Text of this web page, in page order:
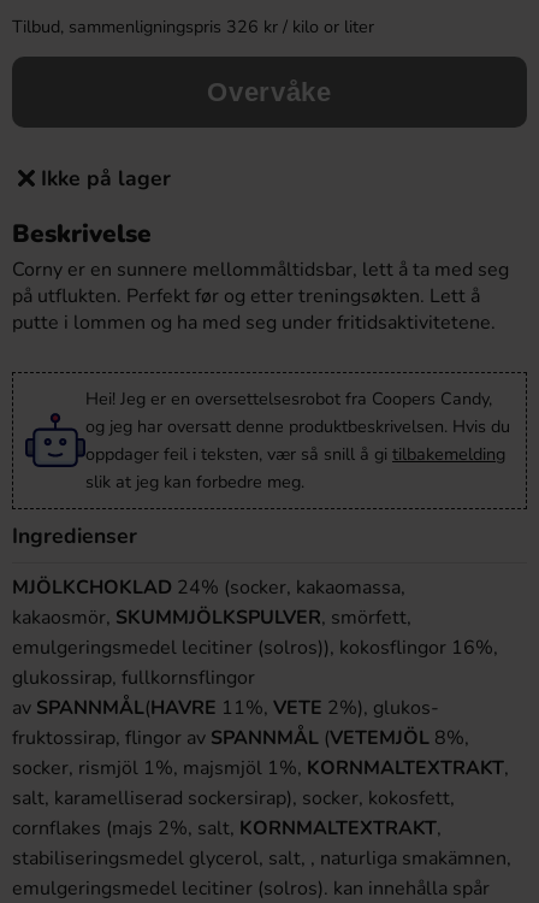
Tilbud, sammenligningspris 326 kr / kilo or liter
Overvåke
Ikke på lager
Beskrivelse
Corny er en sunnere mellommåltidsbar, lett å ta med seg
på utflukten. Perfekt før og etter treningsøkten. Lett å
putte i lommen og ha med seg under fritidsaktivitetene.
Hei! Jeg er en oversettelsesrobot fra Coopers Candy,
og jeg har oversatt denne produktbeskrivelsen. Hvis du
oppdager feil i teksten, vær så snill å gi tilbakemelding
slik at jeg kan forbedre meg.
Ingredienser
MJÖLKCHOKLAD 24% (socker, kakaomassa,
kakaosmör, SKUMMJÖLKSPULVER, smörfett,
emulgeringsmedel lecitiner (solros)), kokosflingor 16%,
glukossirap, fullkornsflingor
av SPANNMÅL(HAVRE 11%, VETE 2%), glukos-
fruktossirap, flingor av SPANNMÅL (VETEMJÖL 8%,
socker, rismjöl 1%, majsmjöl 1%, KORNMALTEXTRAKT,
salt, karamelliserad sockersirap), socker, kokosfett,
cornflakes (majs 2%, salt, KORNMALTEXTRAKT,
stabiliseringsmedel glycerol, salt, , naturliga smakämnen,
emulgeringsmedel lecitiner (solros). kan innehålla spår